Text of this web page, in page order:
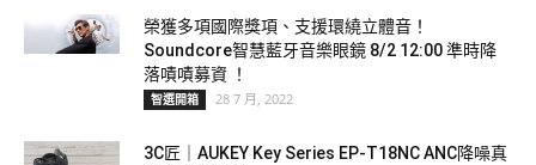
榮獲多項國際獎項、支援環繞立體音！
Soundcore智慧藍牙音樂眼鏡 8/2 12:00 準時降
落嘖嘖募資 ！
智選開箱 28 7 月, 2022
3C匠｜AUKEY Key Series EP-T18NC ANC降噪真